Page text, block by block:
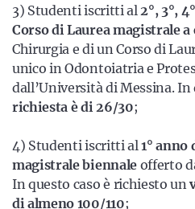
3) Studenti iscritti al2°, 3°,
Corso di Laurea magistrale a
Chirurgia e di un Corso di
unico in Odontoiatria e
dall’Università di Messina. In
richiesta è di 26/30;
4) Studenti iscritti al1° anno
magistrale biennaleofferto
In questo caso è richiesto un
di almeno 100/110;